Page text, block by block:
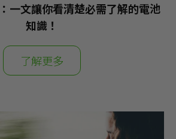
一文讓你看清楚必需了解的電池
知識！
了解更多